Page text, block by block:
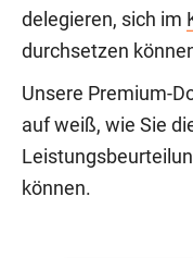
delegieren, sich im
durchsetzen
Unsere Premium-
auf weiß, wie Sie
können.